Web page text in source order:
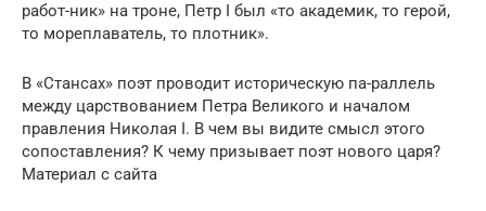
работ-ник» на троне, Петр I был «то академик, то герой,
то мореплаватель, то плотник».
В «Стансах» поэт проводит историческую па-раллель
между царствованием Петра Великого и началом
правления Николая I. В чем вы видите смысл этого
сопоставления? К чему призывает поэт нового царя?
Материал с сайта